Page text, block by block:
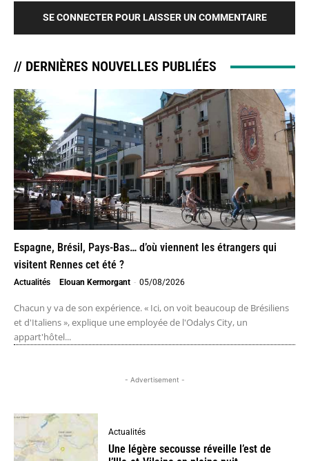
SE CONNECTER POUR LAISSER UN COMMENTAIRE
// DERNIÈRES NOUVELLES PUBLIÉES
Espagne, Brésil, Pays-Bas… d’où viennent les étrangers qui
visitent Rennes cet été ?
Actualités Elouan Kermorgant - 05/08/2026
Chacun y va de son expérience. « Ici, on voit beaucoup de Brésiliens
et d'Italiens », explique une employée de l'Odalys City, un
appart'hôtel...
- Advertisement -
Actualités
Une légère secousse réveille l’est de